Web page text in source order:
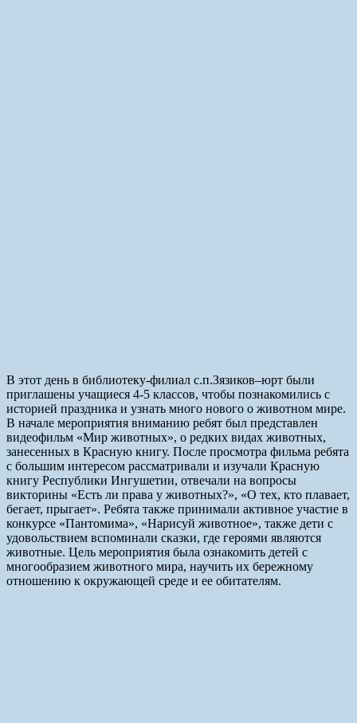
В этот день в библиотеку-филиал с.п.Зязиков–юрт были
приглашены учащиеся 4-5 классов, чтобы познакомились с
историей праздника и узнать много нового о животном мире.
В начале мероприятия вниманию ребят был представлен
видеофильм «Мир животных», о редких видах животных,
занесенных в Красную книгу. После просмотра фильма ребята
с большим интересом рассматривали и изучали Красную
книгу Республики Ингушетии, отвечали на вопросы
викторины «Есть ли права у животных?», «О тех, кто плавает,
бегает, прыгает». Ребята также принимали активное участие в
конкурсе «Пантомима», «Нарисуй животное», также дети с
удовольствием вспоминали сказки, где героями являются
животные. Цель мероприятия была ознакомить детей с
многообразием животного мира, научить их бережному
отношению к окружающей среде и ее обитателям.